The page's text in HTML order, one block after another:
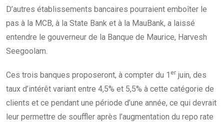
D’autres établissements bancaires pourraient emboîter le
pas à la MCB, à la State Bank et à la MauBank, a laissé
entendre le gouverneur de la Banque de Maurice, Harvesh
Seegoolam.
Ces trois banques proposeront, à compter du 1 er juin, des
taux d’intérêt variant entre 4,5% et 5,5% à cette catégorie de
clients et ce pendant une période d’une année, ce qui devrait
leur permettre de souffler après l’augmentation du repo rate